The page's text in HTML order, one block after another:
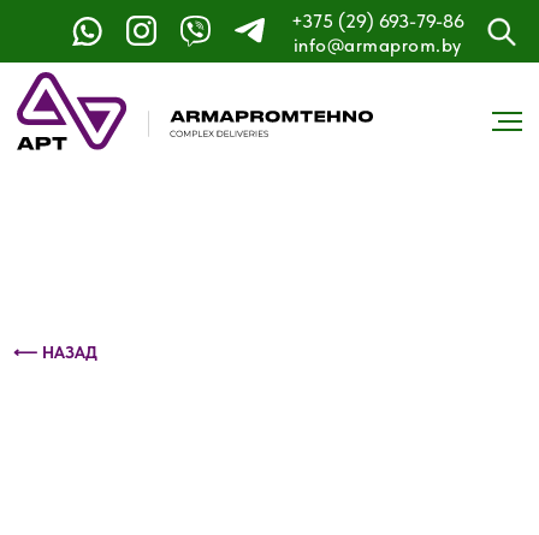
+375 (29) 693-79-86
info@armaprom.by
Контактный телефон: +375 (29) 693-79-86
⟵ НАЗАД